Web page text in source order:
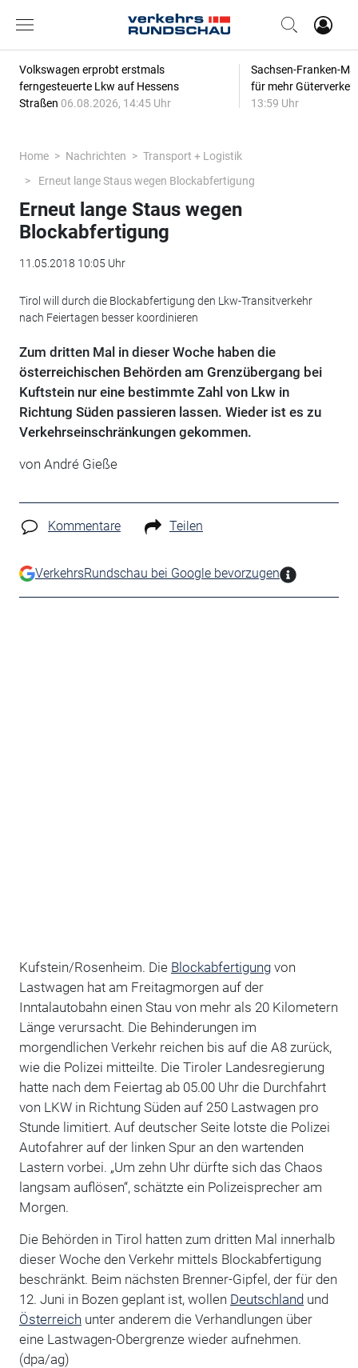
Volkswagen erprobt erstmals
ferngesteuerte Lkw auf Hessens
Straßen 06.08.2026, 14:45 Uhr
Sachsen-Franken-
für mehr
13:59 Uhr
Home Nachrichten
Transport + Logistik
Erneut lange Staus wegen Blockabfertigung
Erneut lange Staus wegen
Blockabfertigung
11.05.2018 10:05 Uhr
Tirol will durch die Blockabfertigung den Lkw-Transitverkehr
nach Feiertagen besser koordinieren
Zum dritten Mal in dieser Woche haben die
österreichischen Behörden am Grenzübergang bei
Kuftstein nur eine bestimmte Zahl von Lkw in
Richtung Süden passieren lassen. Wieder ist es zu
Verkehrseinschränkungen gekommen.
von André Gieße
Kommentare Teilen
VerkehrsRundschau bei Google bevorzugen
Kufstein/Rosenheim. Die Blockabfertigungvon
Lastwagen hat am Freitagmorgen auf der
Inntalautobahn einen Stau von mehr als 20 Kilometern
Länge verursacht. Die Behinderungen im
morgendlichen Verkehr reichen bis auf die A8 zurück,
wie die Polizei mitteilte. Die Tiroler Landesregierung
hatte nach dem Feiertag ab 05.00 Uhr die Durchfahrt
von LKW in Richtung Süden auf 250 Lastwagen pro
Stunde limitiert. Auf deutscher Seite lotste die Polizei
Autofahrer auf der linken Spur an den wartenden
Lastern vorbei. „Um zehn Uhr dürfte sich das Chaos
langsam auflösen“, schätzte ein Polizeisprecher am
Morgen.
Die Behörden in Tirol hatten zum dritten Mal innerhalb
dieser Woche den Verkehr mittels Blockabfertigung
beschränkt. Beim nächsten Brenner-Gipfel, der für den
12. Juni in Bozen geplant ist, wollen Deutschlandund
Österreich unter anderem die Verhandlungen über
eine Lastwagen-Obergrenze wieder aufnehmen.
(dpa/ag)